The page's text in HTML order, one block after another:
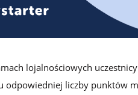
lojalnościowych
odpowiedniej liczby punktów